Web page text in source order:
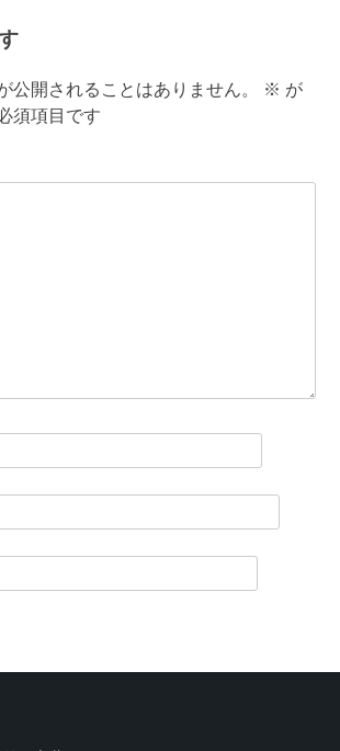
公開されることはありません。 ※ が
須項目です